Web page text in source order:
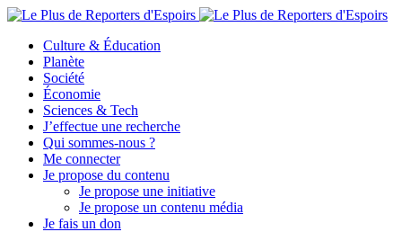
Culture & Éducation
Planète
Société
Économie
Sciences & Tech
J’effectue une recherche
Qui sommes-nous ?
Me connecter
Je propose du contenu
Je propose une initiative
Je propose un contenu média
Je fais un don